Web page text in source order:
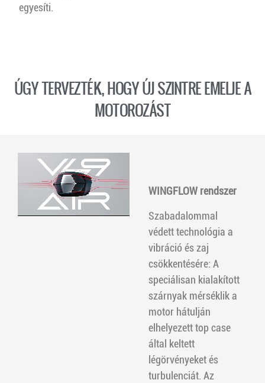
egyesíti.
ÚGY TERVEZTÉK, HOGY ÚJ SZINTRE EMELJE A
MOTOROZÁST
WINGFLOW rendszer
Szabadalommal
védett technológia a
vibráció és zaj
csökkentésére: A
speciálisan kialakított
szárnyak mérséklik a
motor hátulján
elhelyezett top case
által keltett
légörvényeket és
turbulenciát. Az